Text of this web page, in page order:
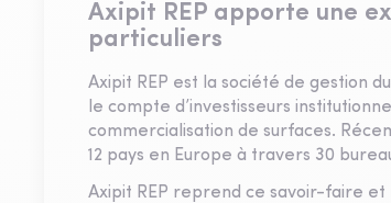
Axipit REP apporte une
particuliers
Axipit REP est la société de gestion
le compte d’investisseurs
commercialisation de surfaces.
12 pays en Europe à travers 30
Axipit REP reprend ce savoir-faire